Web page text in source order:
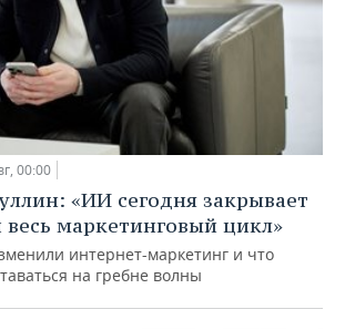
00:00
«ИИ сегодня закрывает
весь маркетинговый цикл»
интернет-маркетинг и что
на гребне волны